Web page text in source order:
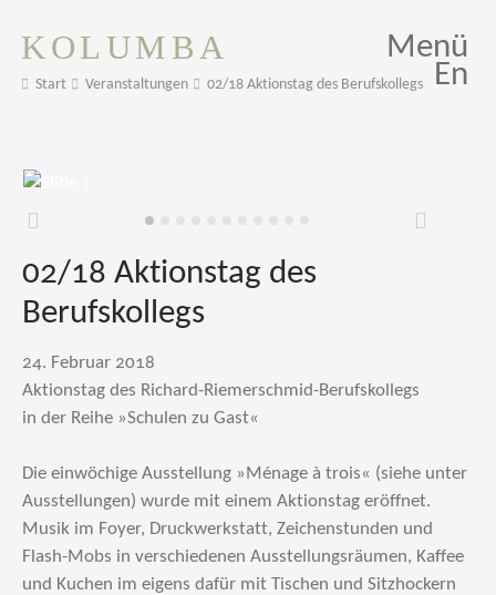
KOLUMBA
Start Veranstaltungen 02/18 Aktionstag des Berufskollegs
Menü
En
Zurück Weiter
02/18 Aktionstag des
Berufskollegs
24. Februar 2018
Aktionstag des Richard-Riemerschmid-Berufskollegs
in der Reihe »Schulen zu Gast«
Die einwöchige Ausstellung »Ménage à trois« (siehe unter
Ausstellungen) wurde mit einem Aktionstag eröffnet.
Musik im Foyer, Druckwerkstatt, Zeichenstunden und
Flash-Mobs in verschiedenen Ausstellungsräumen, Kaffee
und Kuchen im eigens dafür mit Tischen und Sitzhockern